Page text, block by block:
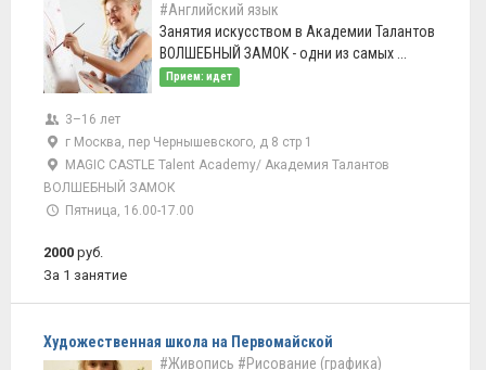
#Английский язык
Занятия искусством в Академии Талантов
ВОЛШЕБНЫЙ ЗАМОК - одни из самых ...
Прием: идет
3–16 лет
г Москва, пер Чернышевского, д 8 стр 1
MAGIC CASTLE Talent Academy/ Академия Талантов
ВОЛШЕБНЫЙ ЗАМОК
Пятница, 16.00-17.00
2000 руб.
За 1 занятие
Художественная школа на Первомайской
#Живопись #Рисование (графика)